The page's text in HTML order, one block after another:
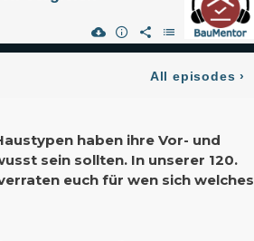
haben ihre Vor- und
sein sollten. In unserer 120.
euch für wen sich welches